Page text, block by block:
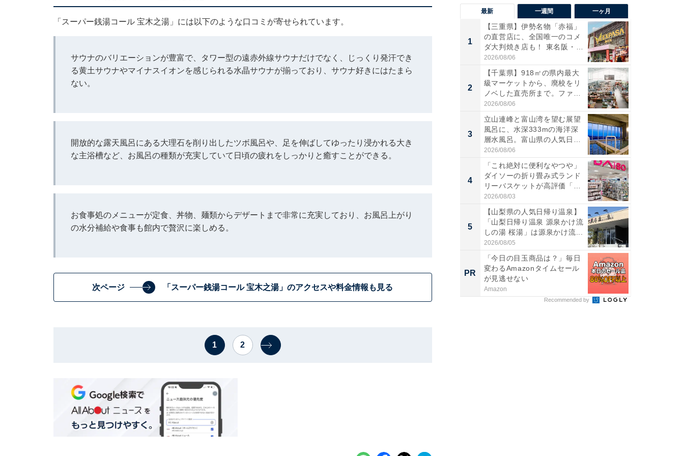
「スーパー銭湯コール 宝木之湯」には以下のような口コミが寄せられています。
サウナのバリエーションが豊富で、タワー型の遠赤外線サウナだけでなく、じっくり発汗でき
る黄土サウナやマイナスイオンを感じられる水晶サウナが揃っており、サウナ好きにはたまら
ない。
開放的な露天風呂にある大理石を削り出したツボ風呂や、足を伸ばしてゆったり浸かれる大き
な主浴槽など、お風呂の種類が充実していて日頃の疲れをしっかりと癒すことができる。
お食事処のメニューが定食、丼物、麺類からデザートまで非常に充実しており、お風呂上がり
の水分補給や食事も館内で贅沢に楽しめる。
次ページ 「スーパー銭湯コール 宝木之湯」のアクセスや料金情報も見る
1 2
最新 一週間 一ヶ月
1
【三重県】伊勢名物「赤福」
の直営店に、全国唯一のコメ
ダ大判焼き店も！ 東名阪・
伊...
2026/08/06
2
【千葉県】918㎡の県内最大
級マーケットから、廃校をリ
ノベした直売所まで。ファ
ー...
2026/08/06
3
立山連峰と富山湾を望む展望
風呂に、水深333mの海洋深
層水風呂。富山県の人気日
帰...
2026/08/06
4
「これ絶対に便利なやつや」
ダイソーの折り畳み式ランド
リーバスケットが高評価「使
わ...
2026/08/03
5
【山梨県の人気日帰り温泉】
「山梨日帰り温泉 源泉かけ流
しの湯 桜湯」は源泉かけ流...
2026/08/05
PR
「今日の目玉商品は？」毎日
変わるAmazonタイムセール
が見逃せない
Amazon
Recommended by